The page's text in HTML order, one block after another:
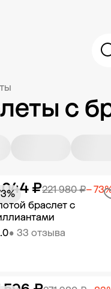
с
• 33 отзыва
браслет с
221 980 ₽−
044 ₽